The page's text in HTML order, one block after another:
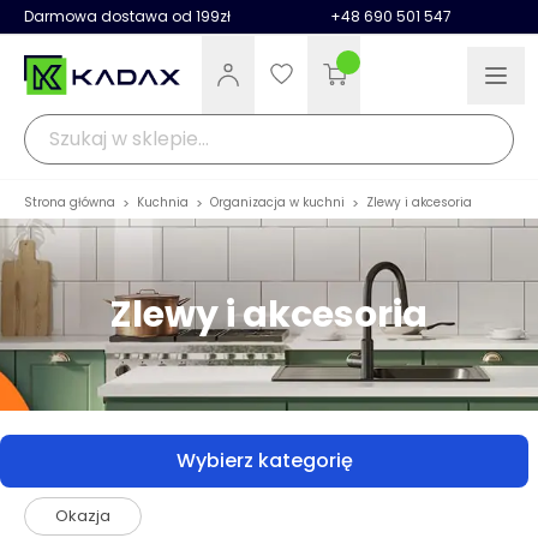
Darmowa dostawa od 199zł +48 690 501 547
Strona główna > Kuchnia > Organizacja w kuchni > Zlewy i akcesoria
Zlewy i akcesoria
Wybierz kategorię
Przejdź do listy produktów
Okazja